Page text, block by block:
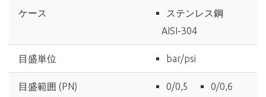
ケース
ステンレス鋼
AISI-304
目盛単位 bar/psi
目盛範囲 (PN) 0/0,5
0/0,6